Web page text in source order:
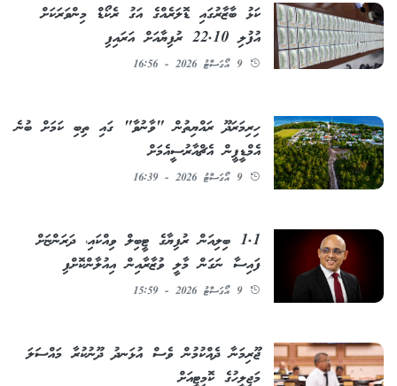
ކަޅު ބާޒާރުގައި ޑޮލަރެއްގެ އަގު ރެކޯޑް މިންވަރަކަށް
އުފުލި 22.10 ރުފިޔާއަށް އަރައިފި
9 އޯގަސްޓު 2026 - 16:56
ހިރިމަރަދޫ ރައްޔިތުން "ވާނުވާ" ގައި ތިބި ކަމަށް ބުނެ
އެމްޑީޕީން އެޗްއާރުސީއެމަށް
9 އޯގަސްޓު 2026 - 16:39
1.1 ބިލިއަން ރުފިޔާގެ ޓީބިލް ވިއްކައި، ދަރަންޏަށް
ފައިސާ ނަގަން މާލީ ވުޒާރާއިން އިއުލާންކޮށްފި
9 އޯގަސްޓު 2026 - 15:59
ޖޫރިމަނާ ދެއްކުމުން ވެސް އުޅަނދު ދޫނުކުރާ މައްސަލަ
މަޖިލީހުގެ ކޮމިޓީއަށް